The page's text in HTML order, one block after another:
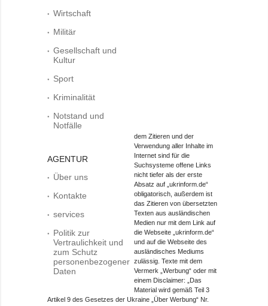
Wirtschaft
Militär
Gesellschaft und
Kultur
Sport
Kriminalität
Notstand und
Notfälle
AGENTUR
Über uns
Kontakte
services
Politik zur
Vertraulichkeit und
zum Schutz
personenbezogener
Daten
dem Zitieren und der
Verwendung aller Inhalte im
Internet sind für die
Suchsysteme offene Links
nicht tiefer als der erste
Absatz auf „ukrinform.de“
obligatorisch, außerdem ist
das Zitieren von übersetzten
Texten aus ausländischen
Medien nur mit dem Link auf
die Webseite „ukrinform.de“
und auf die Webseite des
ausländisches Mediums
zulässig. Texte mit dem
Vermerk „Werbung“ oder mit
einem Disclaimer: „Das
Material wird gemäß Teil 3
Artikel 9 des Gesetzes der Ukraine „Über Werbung“ Nr.